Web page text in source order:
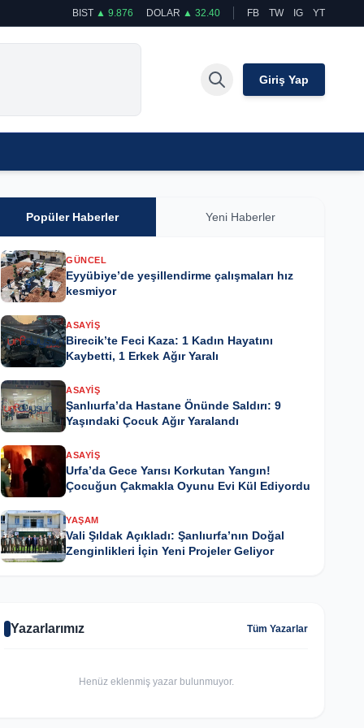
BIST ▲ 9.876 DOLAR ▲ 32.40 FB TW IG YT
Giriş Yap
Popüler Haberler Yeni Haberler
GÜNCEL
Eyyübiye’de yeşillendirme çalışmaları hız
kesmiyor
ASAYIŞ
Birecik’te Feci Kaza: 1 Kadın Hayatını
Kaybetti, 1 Erkek Ağır Yaralı
ASAYIŞ
Şanlıurfa’da Hastane Önünde Saldırı: 9
Yaşındaki Çocuk Ağır Yaralandı
ASAYIŞ
Urfa’da Gece Yarısı Korkutan Yangın!
Çocuğun Çakmakla Oyunu Evi Kül Ediyordu
YAŞAM
Vali Şıldak Açıkladı: Şanlıurfa’nın Doğal
Zenginlikleri İçin Yeni Projeler Geliyor
Yazarlarımız Tüm Yazarlar
Henüz eklenmiş yazar bulunmuyor.